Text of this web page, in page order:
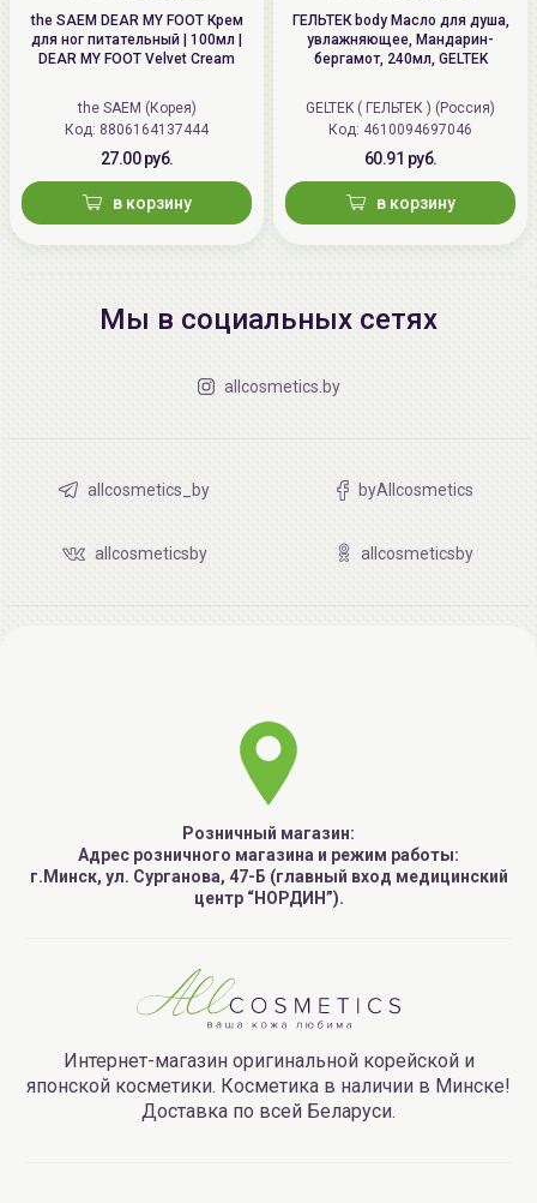
the SAEM DEAR MY FOOT Крем
для ног питательный | 100мл |
DEAR MY FOOT Velvet Cream
the SAEM (Корея)
Код: 8806164137444
27.00 руб.
в корзину
ГЕЛЬТЕК body Масло для душа,
увлажняющее, Мандарин-
бергамот, 240мл, GELTEK
GELTEK ( ГЕЛЬТЕК ) (Россия)
Код: 4610094697046
60.91 руб.
в корзину
Мы в социальных сетях
allcosmetics.by
allcosmetics_by byAllcosmetics
allcosmeticsby allcosmeticsby
Розничный магазин:
Адрес розничного магазина и режим работы:
г.Минск, ул. Сурганова, 47-Б (главный вход медицинский
центр “НОРДИН”).
Интернет-магазин оригинальной корейской и
японской косметики. Косметика в наличии в Минске!
Доставка по всей Беларуси.